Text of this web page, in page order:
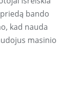
bando
kad nauda
masinio